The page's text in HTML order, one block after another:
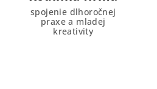
spojenie dlhoročnej
praxe a mladej
kreativity